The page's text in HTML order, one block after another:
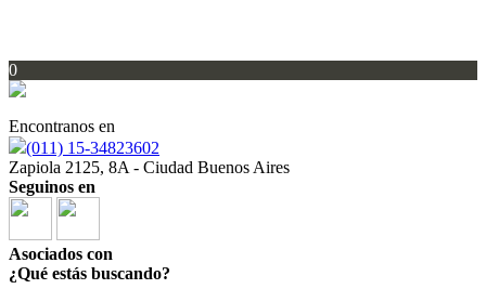
0
Encontranos en
(011) 15-34823602
Zapiola 2125, 8A - Ciudad Buenos Aires
Seguinos en
Asociados con
¿Qué estás buscando?